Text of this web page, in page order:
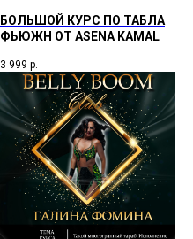
БОЛЬШОЙ КУРС ПО ТАБЛА
ФЬЮЖН ОТ ASENA KAMAL
3 999 р.